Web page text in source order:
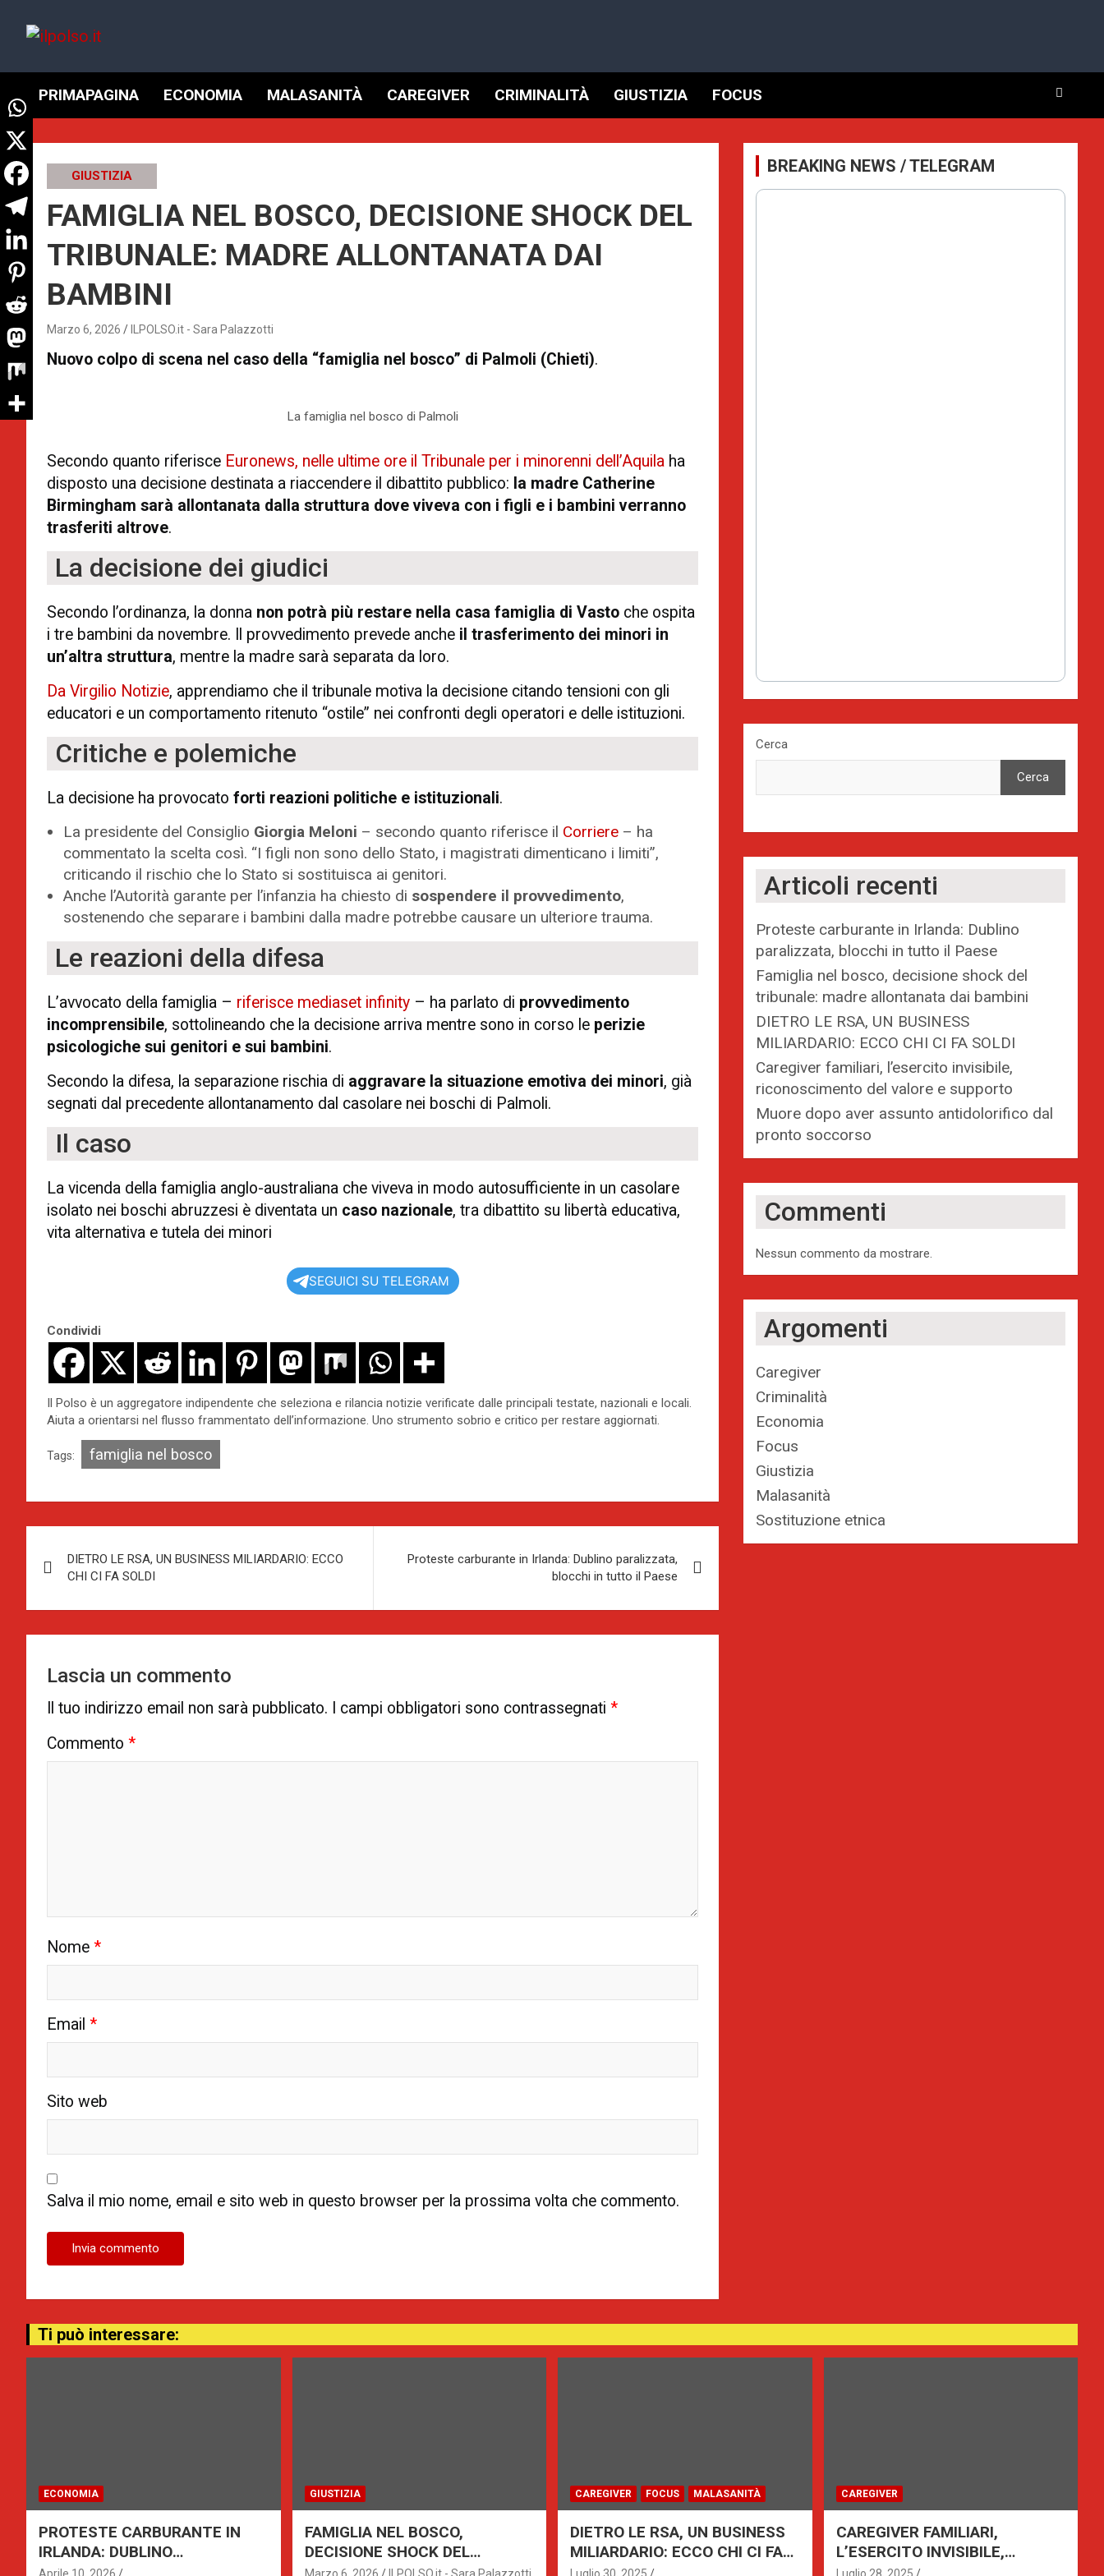
content
ilpolso.it
PRIMAPAGINA ECONOMIA MALASANITÀ CAREGIVER CRIMINALITÀ GIUSTIZIA FOCUS
GIUSTIZIA
FAMIGLIA NEL BOSCO, DECISIONE SHOCK DEL
TRIBUNALE: MADRE ALLONTANATA DAI
BAMBINI
Marzo 6, 2026 ILPOLSO.it - Sara Palazzotti
Nuovo colpo di scena nel caso della “famiglia nel bosco” di Palmoli (Chieti).
La famiglia nel bosco di Palmoli
Secondo quanto riferisce Euronews, nelle ultime ore il Tribunale per i minorenni dell’Aquila ha
disposto una decisione destinata a riaccendere il dibattito pubblico: la madre Catherine
Birmingham sarà allontanata dalla struttura dove viveva con i figli e i bambini verranno
trasferiti altrove.
La decisione dei giudici
Secondo l’ordinanza, la donna non potrà più restare nella casa famiglia di Vasto che ospita
i tre bambini da novembre. Il provvedimento prevede anche il trasferimento dei minori in
un’altra struttura, mentre la madre sarà separata da loro.
Da Virgilio Notizie, apprendiamo che il tribunale motiva la decisione citando tensioni con gli
educatori e un comportamento ritenuto “ostile” nei confronti degli operatori e delle istituzioni.
Critiche e polemiche
La decisione ha provocato forti reazioni politiche e istituzionali.
La presidente del Consiglio Giorgia Meloni – secondo quanto riferisce il Corriere – ha
commentato la scelta così. “I figli non sono dello Stato, i magistrati dimenticano i limiti”,
criticando il rischio che lo Stato si sostituisca ai genitori.
Anche l’Autorità garante per l’infanzia ha chiesto di sospendere il provvedimento,
sostenendo che separare i bambini dalla madre potrebbe causare un ulteriore trauma.
Le reazioni della difesa
L’avvocato della famiglia – riferisce mediaset infinity – ha parlato di provvedimento
incomprensibile, sottolineando che la decisione arriva mentre sono in corso le perizie
psicologiche sui genitori e sui bambini.
Secondo la difesa, la separazione rischia di aggravare la situazione emotiva dei minori, già
segnati dal precedente allontanamento dal casolare nei boschi di Palmoli.
Il caso
La vicenda della famiglia anglo-australiana che viveva in modo autosufficiente in un casolare
isolato nei boschi abruzzesi è diventata un caso nazionale, tra dibattito su libertà educativa,
vita alternativa e tutela dei minori
SEGUICI SU TELEGRAM
Condividi
Il Polso è un aggregatore indipendente che seleziona e rilancia notizie verificate dalle principali testate, nazionali e locali.
Aiuta a orientarsi nel flusso frammentato dell’informazione. Uno strumento sobrio e critico per restare aggiornati.
Tags: famiglia nel bosco
articoli
DIETRO LE RSA, UN BUSINESS MILIARDARIO: ECCO
CHI CI FA SOLDI
Proteste carburante in Irlanda: Dublino paralizzata,
blocchi in tutto il Paese
Lascia un commento
Il tuo indirizzo email non sarà pubblicato. I campi obbligatori sono contrassegnati *
Commento *
Nome *
Email *
Sito web
Salva il mio nome, email e sito web in questo browser per la prossima volta che commento.
BREAKING NEWS / TELEGRAM
Cerca
Cerca
Articoli recenti
Proteste carburante in Irlanda: Dublino
paralizzata, blocchi in tutto il Paese
Famiglia nel bosco, decisione shock del
tribunale: madre allontanata dai bambini
DIETRO LE RSA, UN BUSINESS
MILIARDARIO: ECCO CHI CI FA SOLDI
Caregiver familiari, l’esercito invisibile,
riconoscimento del valore e supporto
Muore dopo aver assunto antidolorifico dal
pronto soccorso
Commenti
Nessun commento da mostrare.
Argomenti
Caregiver
Criminalità
Economia
Focus
Giustizia
Malasanità
Sostituzione etnica
Ti può interessare:
ECONOMIA
PROTESTE CARBURANTE IN
IRLANDA: DUBLINO
PARALIZZATA, BLOCCHI IN
Aprile 10, 2026
GIUSTIZIA
FAMIGLIA NEL BOSCO,
DECISIONE SHOCK DEL
TRIBUNALE: MADRE
Marzo 6, 2026 ILPOLSO.it - Sara Palazzotti
CAREGIVER FOCUS MALASANITÀ
DIETRO LE RSA, UN BUSINESS
MILIARDARIO: ECCO CHI CI FA
SOLDI
Luglio 30, 2025
CAREGIVER
CAREGIVER FAMILIARI,
L’ESERCITO INVISIBILE,
RICONOSCIMENTO DEL VALORE
Luglio 28, 2025